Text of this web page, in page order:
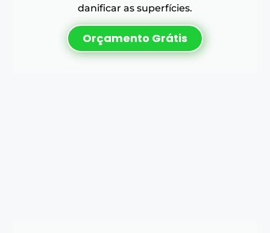
danificar as superfícies.
Orçamento Grátis